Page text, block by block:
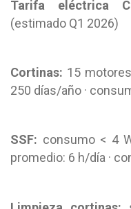
Tarifa eléctrica
(estimado Q1 2026)
Cortinas: 15
250 días/año ·
SSF: consumo < 4
promedio: 6 h/día ·